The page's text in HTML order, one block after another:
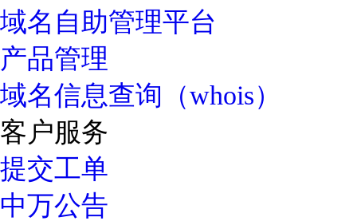
域名自助管理平台
产品管理
域名信息查询（whois）
客户服务
提交工单
中万公告